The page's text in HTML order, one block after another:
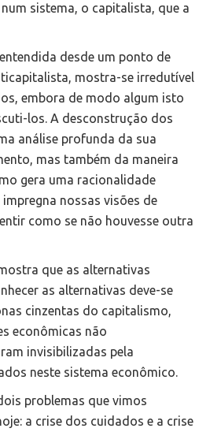
sistema, o capitalista, que a
desde um ponto de
mostra-se irredutível
embora de modo algum isto
los. A desconstrução dos
análise profunda da sua
mas também da maneira
gera uma racionalidade
nossas visões de
como se não houvesse outra
que as alternativas
as alternativas deve-se
cinzentas do capitalismo,
econômicas não
invisibilizadas pela
neste sistema econômico.
problemas que vimos
a crise dos cuidados e a crise